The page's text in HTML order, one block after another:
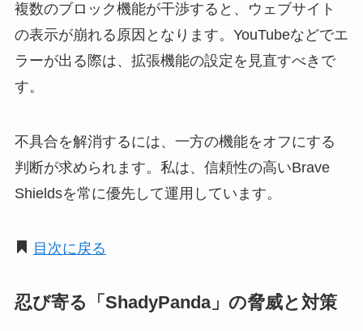
複数のブロック機能が干渉すると、ウェブサイト
の表示が崩れる原因となります。YouTubeなどでエ
ラーが出る際は、拡張機能の設定を見直すべきで
す。
不具合を解消するには、一方の機能をオフにする
判断が求められます。私は、信頼性の高いBrave
Shieldsを常に優先して運用しています。
目次に戻る
忍び寄る「ShadyPanda」の脅威と対策